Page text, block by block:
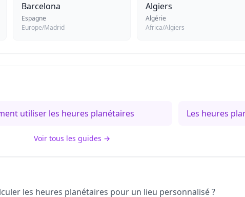
Barcelona
Espagne
Europe/Madrid
Algiers
Algérie
Africa/Algiers
utiliser les heures planétaires Les heures
Voir tous les guides →
les heures planétaires pour un lieu personnalisé ?